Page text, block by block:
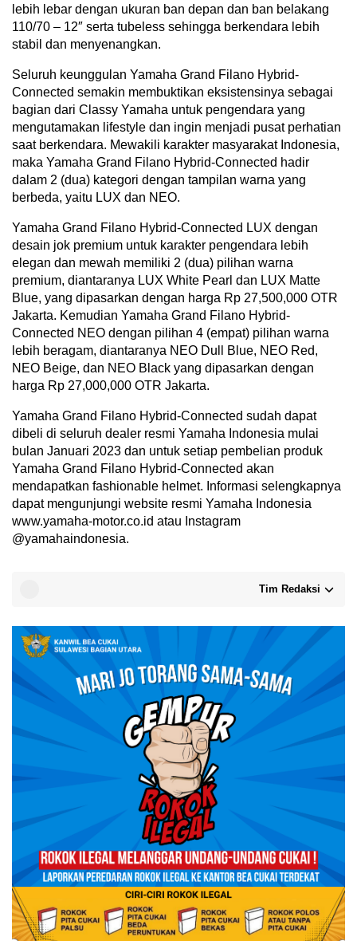
lebih lebar dengan ukuran ban depan dan ban belakang
110/70 – 12″ serta tubeless sehingga berkendara lebih
stabil dan menyenangkan.
Seluruh keunggulan Yamaha Grand Filano Hybrid-
Connected semakin membuktikan eksistensinya sebagai
bagian dari Classy Yamaha untuk pengendara yang
mengutamakan lifestyle dan ingin menjadi pusat perhatian
saat berkendara. Mewakili karakter masyarakat Indonesia,
maka Yamaha Grand Filano Hybrid-Connected hadir
dalam 2 (dua) kategori dengan tampilan warna yang
berbeda, yaitu LUX dan NEO.
Yamaha Grand Filano Hybrid-Connected LUX dengan
desain jok premium untuk karakter pengendara lebih
elegan dan mewah memiliki 2 (dua) pilihan warna
premium, diantaranya LUX White Pearl dan LUX Matte
Blue, yang dipasarkan dengan harga Rp 27,500,000 OTR
Jakarta. Kemudian Yamaha Grand Filano Hybrid-
Connected NEO dengan pilihan 4 (empat) pilihan warna
lebih beragam, diantaranya NEO Dull Blue, NEO Red,
NEO Beige, dan NEO Black yang dipasarkan dengan
harga Rp 27,000,000 OTR Jakarta.
Yamaha Grand Filano Hybrid-Connected sudah dapat
dibeli di seluruh dealer resmi Yamaha Indonesia mulai
bulan Januari 2023 dan untuk setiap pembelian produk
Yamaha Grand Filano Hybrid-Connected akan
mendapatkan fashionable helmet. Informasi selengkapnya
dapat mengunjungi website resmi Yamaha Indonesia
www.yamaha-motor.co.id atau Instagram
@yamahaindonesia.
Tim Redaksi